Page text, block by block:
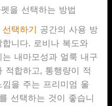
을 선택하는 방법
택하기 공간의 사용 방
니다. 로비나 복도와
내마모성과 얼룩 내구
적합하고, 통행량이 적
을 주는 프리미엄 울
선택하는 것이 좋습니